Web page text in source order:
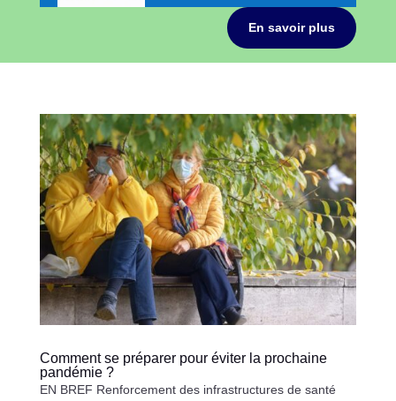
En savoir plus
Comment se préparer pour éviter la prochaine
pandémie ?
EN BREF Renforcement des infrastructures de santé